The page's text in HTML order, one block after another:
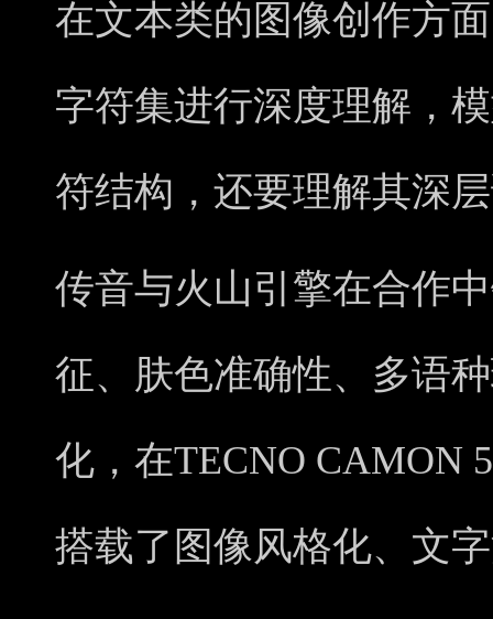
在文本类的图像创作方
字符集进行深度理解，
符结构，还要理解其深
传音与火山引擎在合作
征、肤色准确性、多语
化，在TECNO CAMON
搭载了图像风格化、文